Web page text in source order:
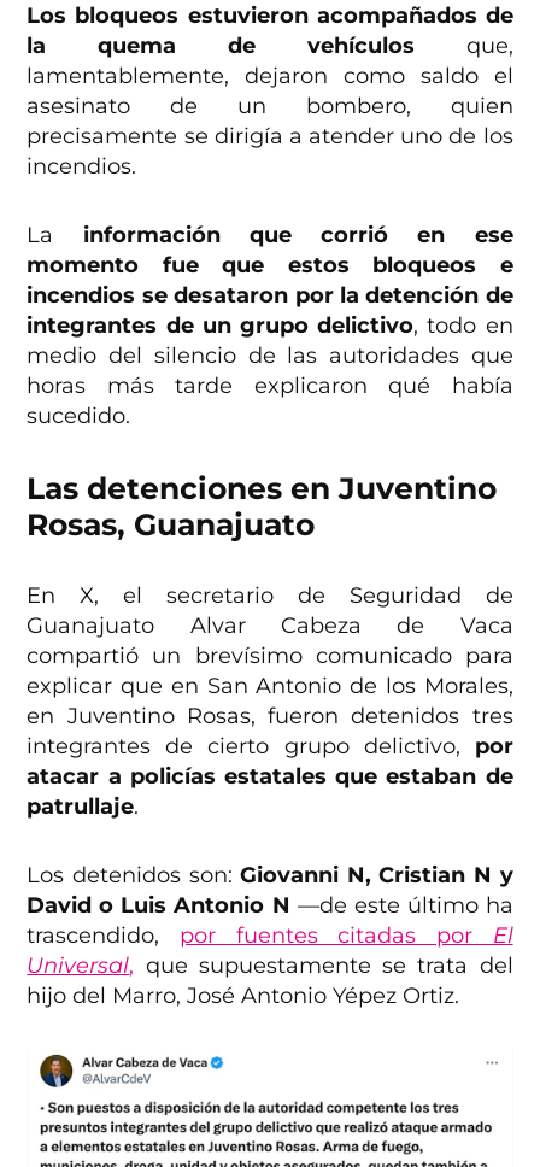
Los bloqueos estuvieron acompañados de
la quema de vehículos que,
lamentablemente, dejaron como saldo el
asesinato de un bombero, quien
precisamente se dirigía a atender uno de los
incendios.
La información que corrió en ese
momento fue que estos bloqueos e
incendios se desataron por la detención de
integrantes de un grupo delictivo, todo en
medio del silencio de las autoridades que
horas más tarde explicaron qué había
sucedido.
Las detenciones en Juventino
Rosas, Guanajuato
En X, el secretario de Seguridad de
Guanajuato Alvar Cabeza de Vaca
compartió un brevísimo comunicado para
explicar que en San Antonio de los Morales,
en Juventino Rosas, fueron detenidos tres
integrantes de cierto grupo delictivo, por
atacar a policías estatales que estaban de
patrullaje.
Los detenidos son:Giovanni N, Cristian N y
David o Luis Antonio N —de este último ha
trascendido, por fuentes citadas porEl
Universal, que supuestamente se trata del
hijo del Marro, José Antonio Yépez Ortiz.